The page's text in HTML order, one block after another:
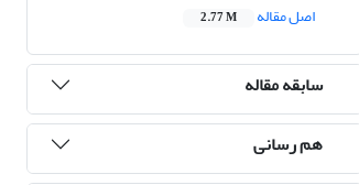
اصل مقاله
2.77 M
سابقه مقاله
هم رسانی